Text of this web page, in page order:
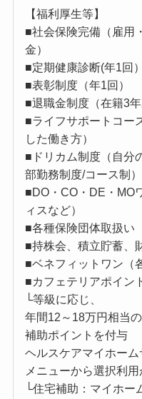
【福利厚生等】
■社会保険完備（雇用
金）
■定期健康診断(年1回）
■表彰制度（年1回）
■退職金制度（在籍3年
■ライフサポートコー
した働き方）
■ドリカム制度（自分
部勤務制度/コース制）
■DO・CO・DE・MO
ィスなど）
■各種保険団体取扱い
■持株会、積立貯蓄、
■ベネフィットワン（
■カフェテリアポイン
└等級に応じ、
年間12～18万円相当の
補助ポイントを付与
ヘルスケアマイホー
メニューから選択利
└住宅補助：マイホー